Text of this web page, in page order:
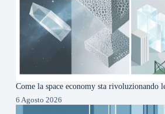
Come la space economy sta rivoluzionando
6 Agosto 2026